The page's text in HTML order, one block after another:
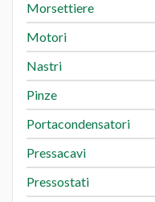
Morsettiere
Motori
Nastri
Pinze
Portacondensatori
Pressacavi
Pressostati